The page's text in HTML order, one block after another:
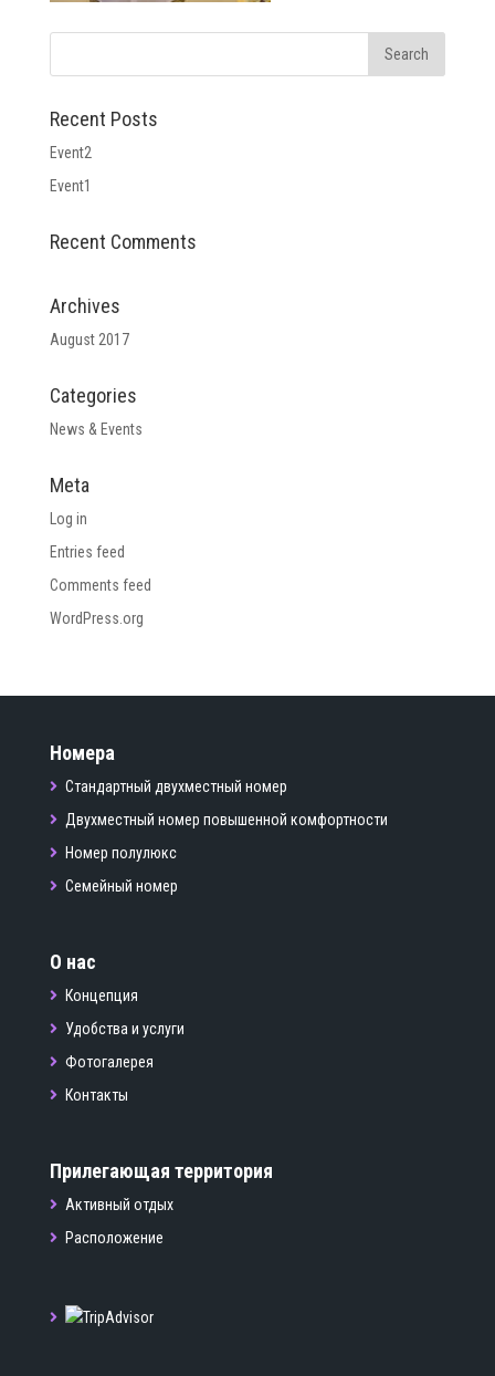
Recent Posts
Event2
Event1
Recent Comments
Archives
August 2017
Categories
News & Events
Meta
Log in
Entries feed
Comments feed
WordPress.org
Номера
Стандартный двухместный номер
Двухместный номер повышенной комфортности
Номер полулюкс
Семейный номер
О нас
Концепция
Удобства и услуги
Фотогалерея
Контакты
Прилегающая территория
Активный отдых
Расположение